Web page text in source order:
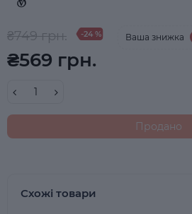
₴749 грн. -24 % Ваша знижка
₴569 грн.
Продано
Схожі товари